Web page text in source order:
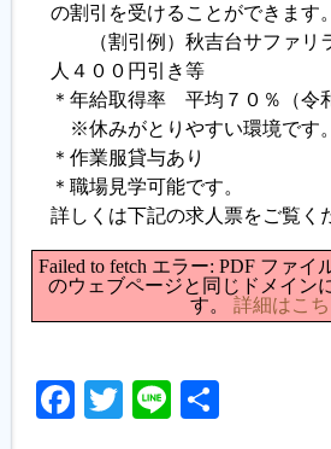
の割引を受けることができます。
（割引例）秋吉台サファリ
人４００円引き等
＊年給取得率 平均７０％（令
※休みがとりやすい環境です。
＊作業服貸与あり
＊職場見学可能です。
詳しくは下記の求人票をご覧く
Failed to fetch エラー: PDF ファイ
のウェブページと同じドメイン
す。 詳細はこ
Facebook
Twitter
Line